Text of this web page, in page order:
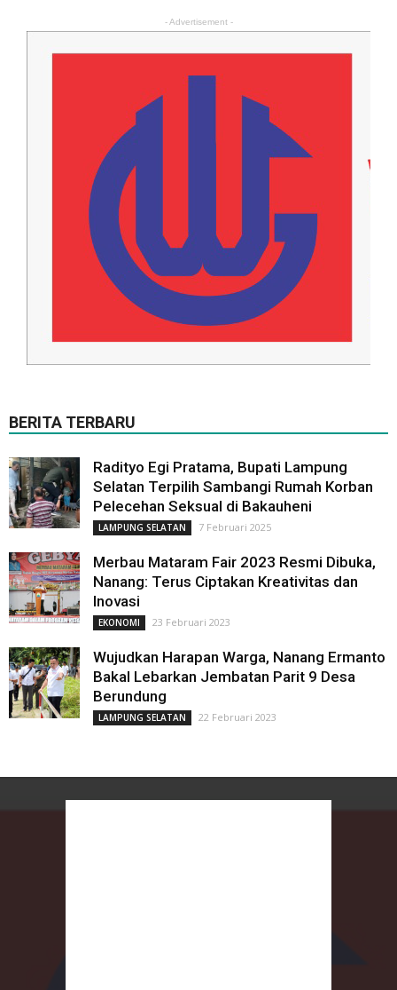
- Advertisement -
BERITA TERBARU
Radityo Egi Pratama, Bupati Lampung
Selatan Terpilih Sambangi Rumah Korban
Pelecehan Seksual di Bakauheni
LAMPUNG SELATAN 7 Februari 2025
Merbau Mataram Fair 2023 Resmi Dibuka,
Nanang: Terus Ciptakan Kreativitas dan
Inovasi
EKONOMI 23 Februari 2023
Wujudkan Harapan Warga, Nanang Ermanto
Bakal Lebarkan Jembatan Parit 9 Desa
Berundung
LAMPUNG SELATAN 22 Februari 2023